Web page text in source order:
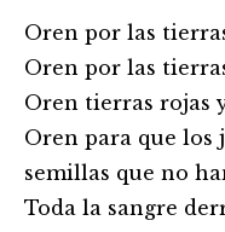
Oren por las
Oren por las
Oren tierras rojas
Oren para que los
semillas que no
Toda la sangre